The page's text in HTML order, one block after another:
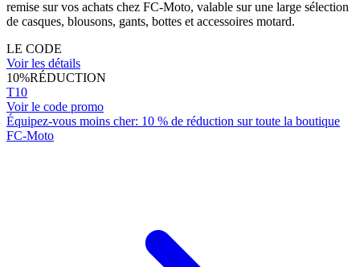
remise sur vos achats chez FC-Moto, valable sur une large sélection
de casques, blousons, gants, bottes et accessoires motard.
LE CODE
Voir les détails
10%RÉDUCTION
T10
Voir le code promo
Équipez-vous moins cher: 10 % de réduction sur toute la boutique
FC-Moto